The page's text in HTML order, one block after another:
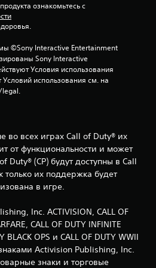
ознакомьтесь с
©Sony Interactive Entertainment
Sony Interactive
Условия использования
использования см. на
legal.
во всех играх Call of Duty® их
от функциональности и может
Duty® (CP) будут доступны в Call
только их поддержка будет
в игре.
Inc. ACTIVISION, CALL OF
CALL OF DUTY INFINITE
BLACK OPS и CALL OF DUTY WWII
Activision Publishing, Inc.
знаки и торговые